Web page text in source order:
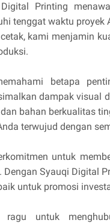
Printing
tenggat waktu proyek
kami menjamin
betapa
dampak visual
bahan berkualitas
terwujud dengan
untuk
Dengan Syauqi Digital
untuk promosi
ragu untuk